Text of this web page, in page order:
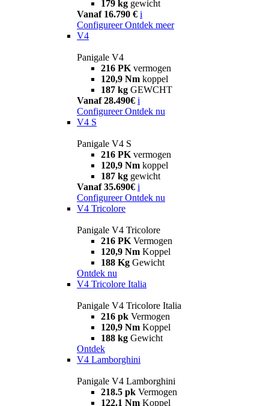
179 kg gewicht
Vanaf 16.790 € i
Configureer Ontdek meer
V4
Panigale V4
216 PK vermogen
120,9 Nm koppel
187 kg GEWCHT
Vanaf 28.490€ i
Configureer Ontdek nu
V4 S
Panigale V4 S
216 PK vermogen
120,9 Nm koppel
187 kg gewicht
Vanaf 35.690€ i
Configureer Ontdek nu
V4 Tricolore
Panigale V4 Tricolore
216 PK Vermogen
120,9 Nm Koppel
188 Kg Gewicht
Ontdek nu
V4 Tricolore Italia
Panigale V4 Tricolore Italia
216 pk Vermogen
120,9 Nm Koppel
188 kg Gewicht
Ontdek
V4 Lamborghini
Panigale V4 Lamborghini
218.5 pk Vermogen
122.1 Nm Koppel